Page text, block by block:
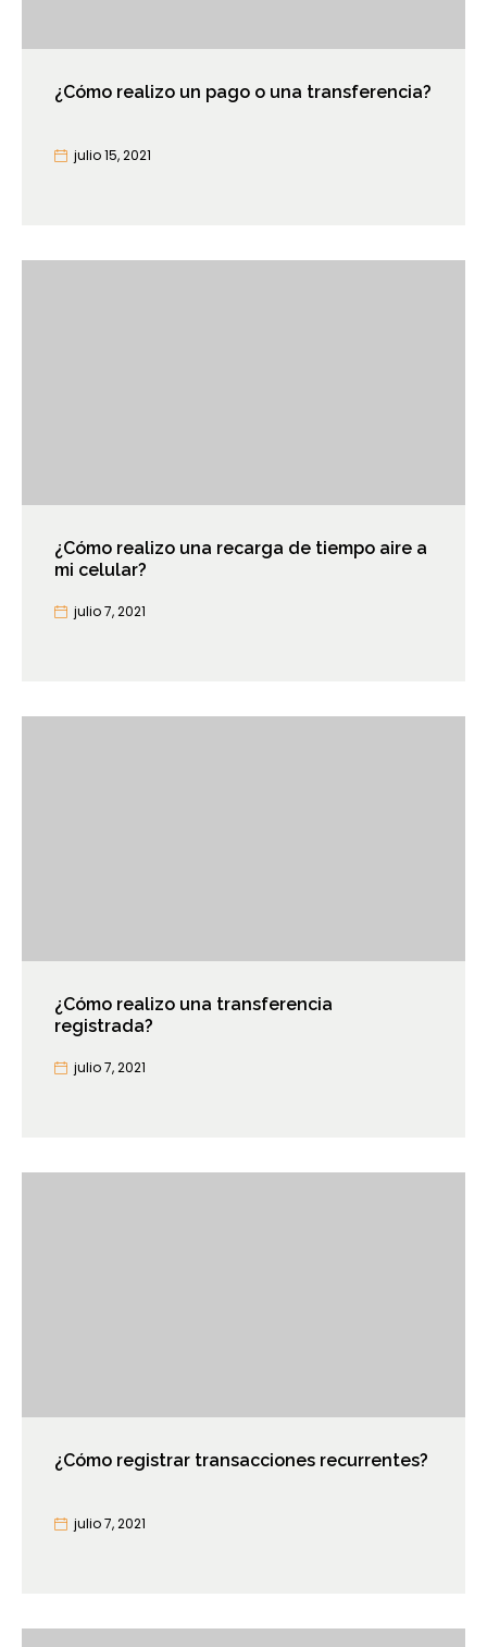
¿Cómo realizo un pago o una transferencia?
julio 15, 2021
¿Cómo realizo una recarga de tiempo aire a
mi celular?
julio 7, 2021
¿Cómo realizo una transferencia
registrada?
julio 7, 2021
¿Cómo registrar transacciones recurrentes?
julio 7, 2021